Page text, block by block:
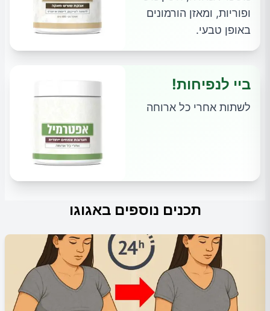
ופוריות, ומאזן הורמונים
באופן טבעי.
ביי לנפיחות!
לשתות אחרי כל ארוחה
תכנים נוספים באגוגו